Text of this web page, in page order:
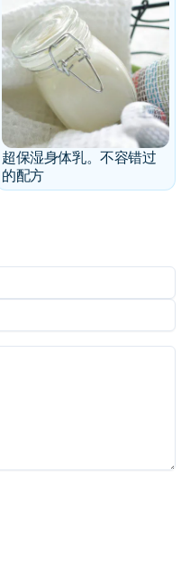
超保湿身体乳。不容错过
的配方